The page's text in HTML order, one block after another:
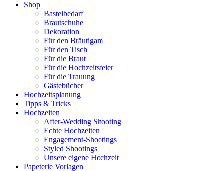
Shop
Bastelbedarf
Brautschuhe
Dekoration
Für den Bräutigam
Für den Tisch
Für die Braut
Für die Hochzeitsfeier
Für die Trauung
Gästebücher
Hochzeitsplanung
Tipps & Tricks
Hochzeiten
After-Wedding Shooting
Echte Hochzeiten
Engagement-Shootings
Styled Shootings
Unsere eigene Hochzeit
Papeterie Vorlagen